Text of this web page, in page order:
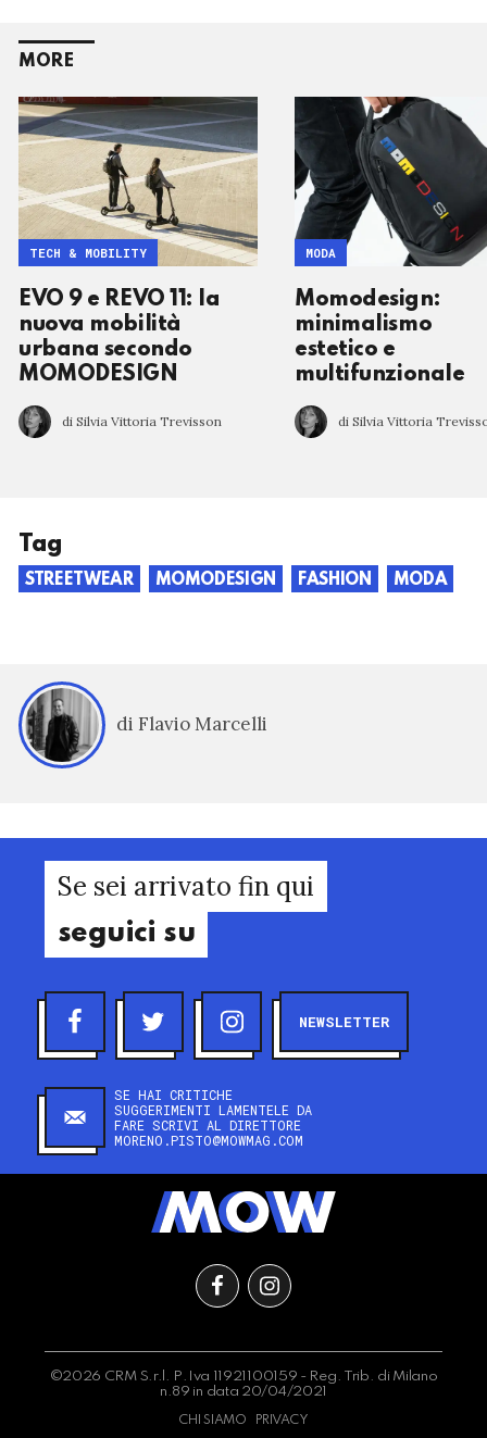
MORE
EVO 9 e REVO 11: la
nuova mobilità
urbana secondo
MOMODESIGN
di Silvia Vittoria Trevisson
TECH & MOBILITY
Momodesign:
minimalismo
estetico e
multifunzionale
di Silvia Vittoria
MODA
Tag
STREETWEAR MOMODESIGN FASHION MODA
di Flavio Marcelli
Se sei arrivato fin qui
seguici su
NEWSLETTER
SE HAI CRITICHE
SUGGERIMENTI LAMENTELE DA
FARE SCRIVI AL DIRETTORE
MORENO.PISTO@MOWMAG.COM
©2026 CRM S.r.l. P.Iva 11921100159 - Reg. Trib. di Milano
n.89 in data 20/04/2021
CHI SIAMO PRIVACY